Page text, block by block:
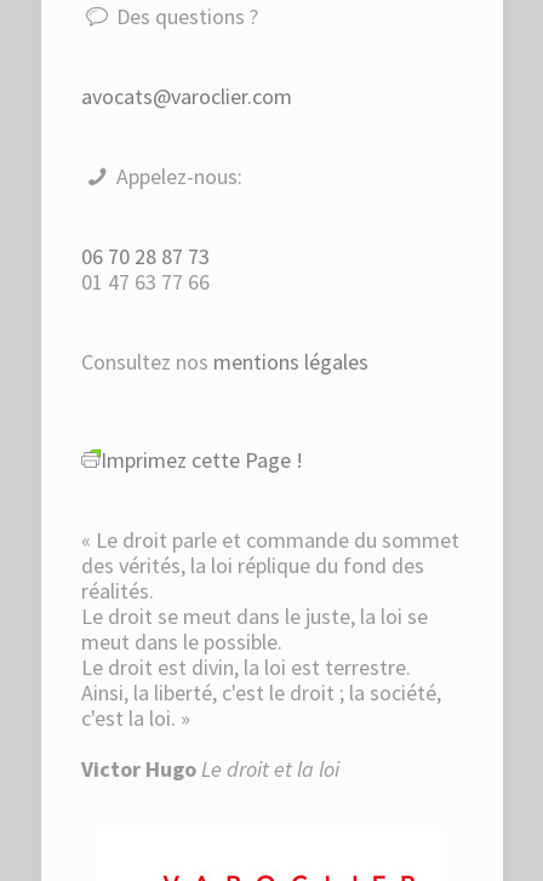
Des questions ?
avocats@varoclier.com
Appelez-nous:
06 70 28 87 73
01 47 63 77 66
Consultez nos mentions légales
Imprimez cette Page !
« Le droit parle et commande du sommet
des vérités, la loi réplique du fond des
réalités.
Le droit se meut dans le juste, la loi se
meut dans le possible.
Le droit est divin, la loi est terrestre.
Ainsi, la liberté, c'est le droit ; la société,
c'est la loi. »
Victor HugoLe droit et la loi